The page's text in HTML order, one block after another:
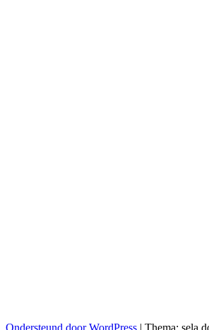
Ondersteund door WordPress | Thema: sela